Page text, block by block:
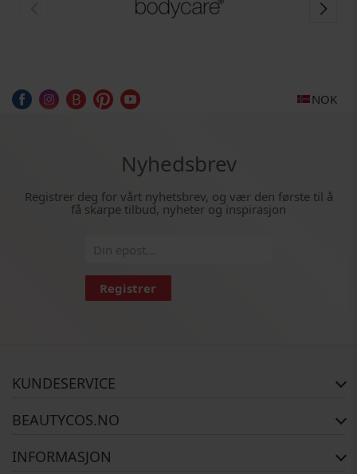
NOK
Nyhedsbrev
Registrer deg for vårt nyhetsbrev, og vær den første til å
få skarpe tilbud, nyheter og inspirasjon
Registrer
KUNDESERVICE
BEAUTYCOS.NO
INFORMASJON